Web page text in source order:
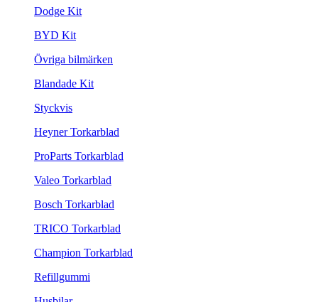
Dodge Kit
BYD Kit
Övriga bilmärken
Blandade Kit
Styckvis
Heyner Torkarblad
ProParts Torkarblad
Valeo Torkarblad
Bosch Torkarblad
TRICO Torkarblad
Champion Torkarblad
Refillgummi